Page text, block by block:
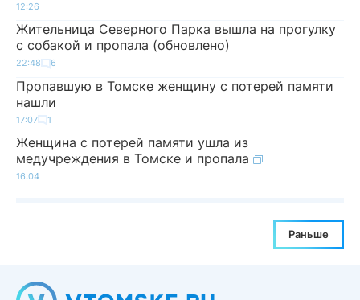
12:26
Жительница Северного Парка вышла на прогулку
с собакой и пропала (обновлено)
22:48 6
Пропавшую в Томске женщину с потерей памяти
нашли
17:07 1
Женщина с потерей памяти ушла из
медучреждения в Томске и пропала
16:04
Раньше